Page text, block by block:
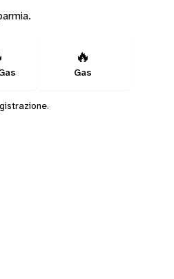
🔥
Gas